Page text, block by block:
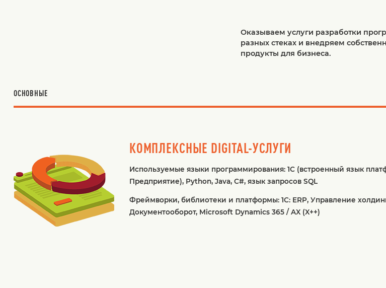
Оказываем услуги разработки
разных стеках и внедряем
продукты для бизнеса.
ОСНОВНЫЕ
КОМПЛЕКСНЫЕ DIGITAL-УСЛУГИ
Используемые языки программирования: 1С (встроенный язык
Предприятие), Python, Java, C#, язык запросов SQL
Фреймворки, библиотеки и платформы: 1С: ERP, Управление
Документооборот, Microsoft Dynamics 365 / AX (X++)